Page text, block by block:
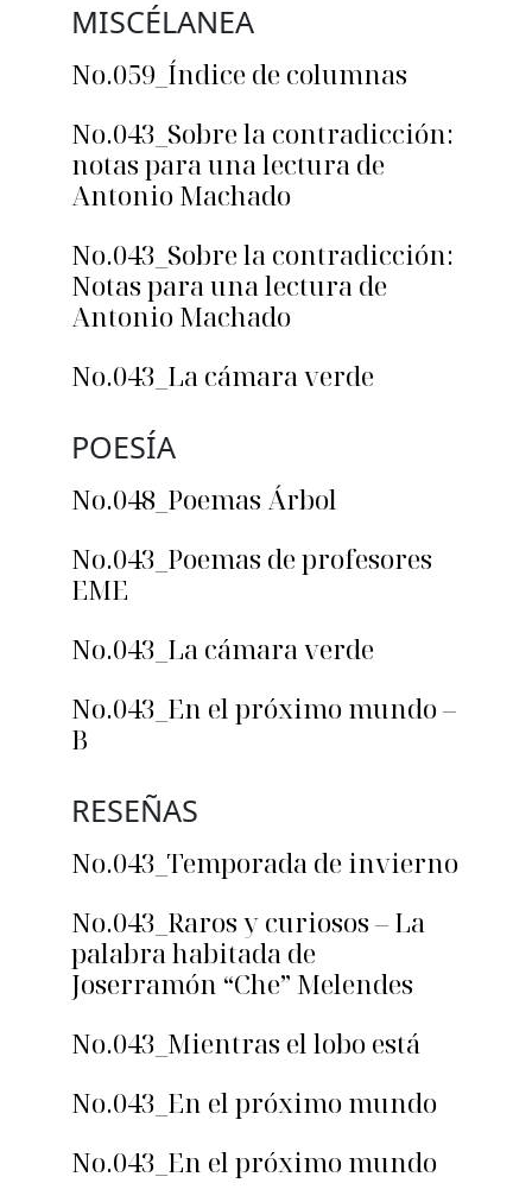
MISCÉLANEA
No.059_Índice de columnas
No.043_Sobre la contradicción:
notas para una lectura de
Antonio Machado
No.043_Sobre la contradicción:
Notas para una lectura de
Antonio Machado
No.043_La cámara verde
POESÍA
No.048_Poemas Árbol
No.043_Poemas de profesores
EME
No.043_La cámara verde
No.043_En el próximo mundo –
B
RESEÑAS
No.043_Temporada de invierno
No.043_Raros y curiosos – La
palabra habitada de
Joserramón “Che” Melendes
No.043_Mientras el lobo está
No.043_En el próximo mundo
No.043_En el próximo mundo